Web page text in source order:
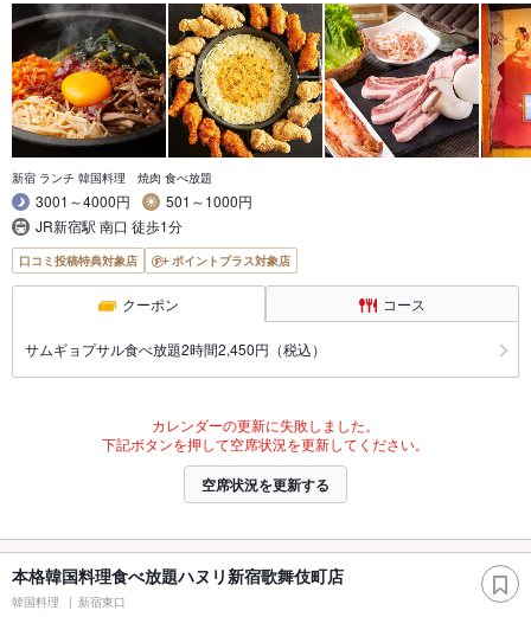
新宿 ランチ 韓国料理 焼肉 食べ放題
3001～4000円
501～1000円
JR新宿駅 南口 徒歩1分
口コミ投稿特典対象店 ポイントプラス対象店
クーポン コース
サムギョプサル食べ放題2時間2,450円（税込）
カレンダーの更新に失敗しました。
下記ボタンを押して空席状況を更新してください。
空席状況を更新する
本格韓国料理食べ放題ハヌリ新宿歌舞伎町店
韓国料理 新宿東口